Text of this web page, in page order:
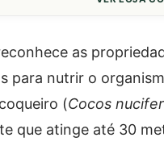
as
para nutrir o
(Cocos
que atinge até 30